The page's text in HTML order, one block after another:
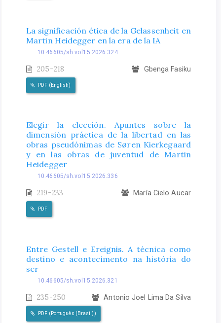
La significación ética de la Gelassenheit en
Martin Heidegger en la era de la IA
10.46605/sh.vol15.2026.324
205-218 Gbenga Fasiku
PDF (English)
Elegir la elección. Apuntes sobre la
dimensión práctica de la libertad en las
obras pseudónimas de Søren Kierkegaard
y en las obras de juventud de Martin
Heidegger
10.46605/sh.vol15.2026.336
219-233 María Cielo Aucar
PDF
Entre Gestell e Ereignis. A técnica como
destino e acontecimento na história do
ser
10.46605/sh.vol15.2026.321
235-250 Antonio Joel Lima Da Silva
PDF (Português (Brasil))